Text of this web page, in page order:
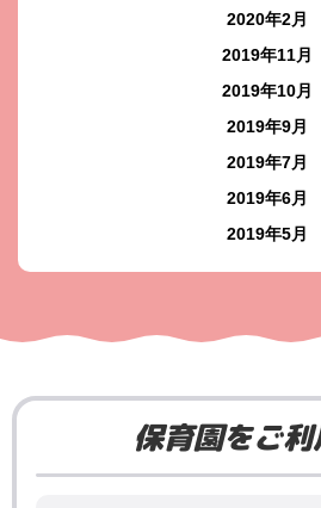
2020年2月
2019年11月
2019年10月
2019年9月
2019年7月
2019年6月
2019年5月
保育園をご